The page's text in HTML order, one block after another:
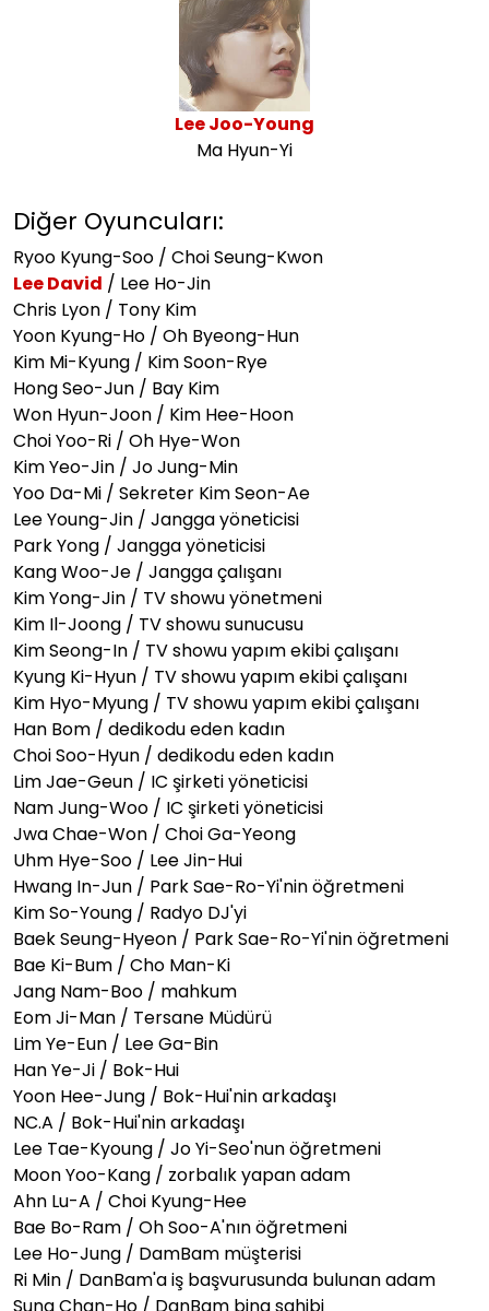
Lee Joo-Young
Ma Hyun-Yi
Diğer Oyuncuları:
Ryoo Kyung-Soo / Choi Seung-Kwon
Lee David / Lee Ho-Jin
Chris Lyon / Tony Kim
Yoon Kyung-Ho / Oh Byeong-Hun
Kim Mi-Kyung / Kim Soon-Rye
Hong Seo-Jun / Bay Kim
Won Hyun-Joon / Kim Hee-Hoon
Choi Yoo-Ri / Oh Hye-Won
Kim Yeo-Jin / Jo Jung-Min
Yoo Da-Mi / Sekreter Kim Seon-Ae
Lee Young-Jin / Jangga yöneticisi
Park Yong / Jangga yöneticisi
Kang Woo-Je / Jangga çalışanı
Kim Yong-Jin / TV showu yönetmeni
Kim Il-Joong / TV showu sunucusu
Kim Seong-In / TV showu yapım ekibi çalışanı
Kyung Ki-Hyun / TV showu yapım ekibi çalışanı
Kim Hyo-Myung / TV showu yapım ekibi çalışanı
Han Bom / dedikodu eden kadın
Choi Soo-Hyun / dedikodu eden kadın
Lim Jae-Geun / IC şirketi yöneticisi
Nam Jung-Woo / IC şirketi yöneticisi
Jwa Chae-Won / Choi Ga-Yeong
Uhm Hye-Soo / Lee Jin-Hui
Hwang In-Jun / Park Sae-Ro-Yi'nin öğretmeni
Kim So-Young / Radyo DJ'yi
Baek Seung-Hyeon / Park Sae-Ro-Yi'nin öğretmeni
Bae Ki-Bum / Cho Man-Ki
Jang Nam-Boo / mahkum
Eom Ji-Man / Tersane Müdürü
Lim Ye-Eun / Lee Ga-Bin
Han Ye-Ji / Bok-Hui
Yoon Hee-Jung / Bok-Hui'nin arkadaşı
NC.A / Bok-Hui'nin arkadaşı
Lee Tae-Kyoung / Jo Yi-Seo'nun öğretmeni
Moon Yoo-Kang / zorbalık yapan adam
Ahn Lu-A / Choi Kyung-Hee
Bae Bo-Ram / Oh Soo-A'nın öğretmeni
Lee Ho-Jung / DamBam müşterisi
Ri Min / DanBam'a iş başvurusunda bulunan adam
Sung Chan-Ho / DanBam bina sahibi